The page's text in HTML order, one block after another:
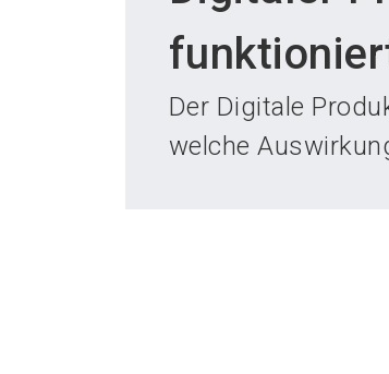
Der Digitale
welche